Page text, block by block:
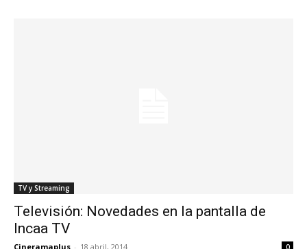
TV y Streaming
Televisión: Novedades en la pantalla de
Incaa TV
Cineramaplus - 18 abril, 2014 0